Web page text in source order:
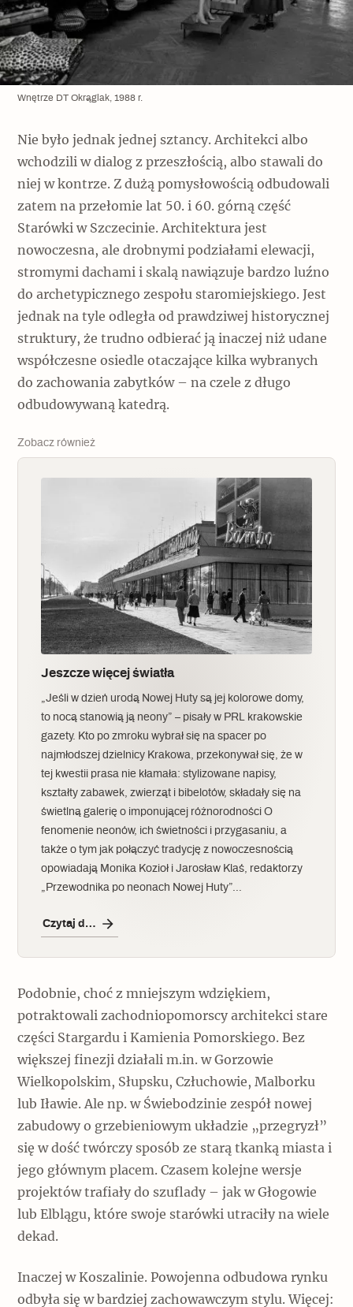
Wnętrze DT Okrąglak, 1988 r.
Nie było jednak jednej sztancy. Architekci albo
wchodzili w dialog z przeszłością, albo stawali do
niej w kontrze. Z dużą pomysłowością odbudowali
zatem na przełomie lat 50. i 60. górną część
Starówki w Szczecinie. Architektura jest
nowoczesna, ale drobnymi podziałami elewacji,
stromymi dachami i skalą nawiązuje bardzo luźno
do archetypicznego zespołu staromiejskiego. Jest
jednak na tyle odległa od prawdziwej historycznej
struktury, że trudno odbierać ją inaczej niż udane
współczesne osiedle otaczające kilka wybranych
do zachowania zabytków – na czele z długo
odbudowywaną katedrą.
Zobacz również
Jeszcze więcej światła
„Jeśli w dzień urodą Nowej Huty są jej kolorowe domy,
to nocą stanowią ją neony” – pisały w PRL krakowskie
gazety. Kto po zmroku wybrał się na spacer po
najmłodszej dzielnicy Krakowa, przekonywał się, że w
tej kwestii prasa nie kłamała: stylizowane napisy,
kształty zabawek, zwierząt i bibelotów, składały się na
świetlną galerię o imponującej różnorodności O
fenomenie neonów, ich świetności i przygasaniu, a
także o tym jak połączyć tradycję z nowoczesnością
opowiadają Monika Kozioł i Jarosław Klaś, redaktorzy
„Przewodnika po neonach Nowej Huty”…
Czytaj dalej
Podobnie, choć z mniejszym wdziękiem,
potraktowali zachodniopomorscy architekci stare
części Stargardu i Kamienia Pomorskiego. Bez
większej finezji działali m.in. w Gorzowie
Wielkopolskim, Słupsku, Człuchowie, Malborku
lub Iławie. Ale np. w Świebodzinie zespół nowej
zabudowy o grzebieniowym układzie „przegryzł”
się w dość twórczy sposób ze starą tkanką miasta i
jego głównym placem. Czasem kolejne wersje
projektów trafiały do szuflady – jak w Głogowie
lub Elblągu, które swoje starówki utraciły na wiele
dekad.
Inaczej w Koszalinie. Powojenna odbudowa rynku
odbyła się w bardziej zachowawczym stylu. Więcej: